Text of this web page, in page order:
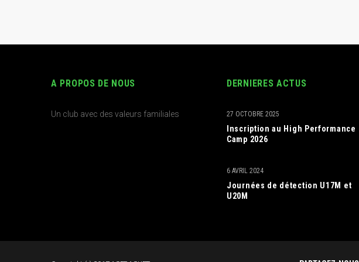
A PROPOS DE NOUS
Un club avec des valeurs familiales
DERNIERES ACTUS
Inscription au High Performance
Camp 2026
27 OCTOBRE 2025
Journées de détection U17M et
U20M
6 AVRIL 2024